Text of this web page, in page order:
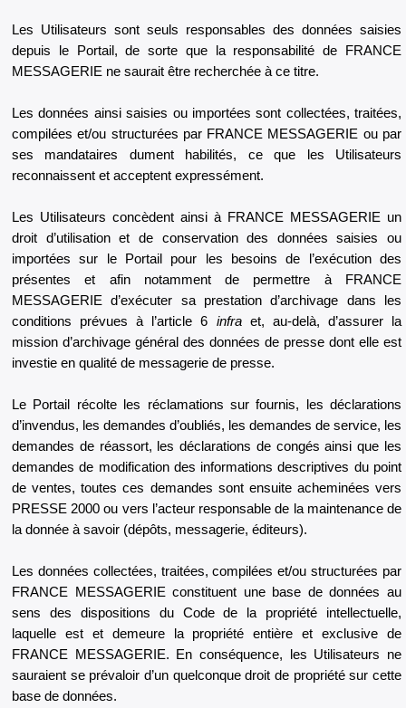
Les Utilisateurs sont seuls responsables des données saisies
depuis le Portail, de sorte que la responsabilité de FRANCE
MESSAGERIE ne saurait être recherchée à ce titre.
Les données ainsi saisies ou importées sont collectées, traitées,
compilées et/ou structurées par FRANCE MESSAGERIE ou par
ses mandataires dument habilités, ce que les Utilisateurs
reconnaissent et acceptent expressément.
Les Utilisateurs concèdent ainsi à FRANCE MESSAGERIE un
droit d’utilisation et de conservation des données saisies ou
importées sur le Portail pour les besoins de l’exécution des
présentes et afin notamment de permettre à FRANCE
MESSAGERIE d’exécuter sa prestation d’archivage dans les
conditions prévues à l’article 6 infra et, au-delà, d’assurer la
mission d’archivage général des données de presse dont elle est
investie en qualité de messagerie de presse.
Le Portail récolte les réclamations sur fournis, les déclarations
d’invendus, les demandes d’oubliés, les demandes de service, les
demandes de réassort, les déclarations de congés ainsi que les
demandes de modification des informations descriptives du point
de ventes, toutes ces demandes sont ensuite acheminées vers
PRESSE 2000 ou vers l’acteur responsable de la maintenance de
la donnée à savoir (dépôts, messagerie, éditeurs).
Les données collectées, traitées, compilées et/ou structurées par
FRANCE MESSAGERIE constituent une base de données au
sens des dispositions du Code de la propriété intellectuelle,
laquelle est et demeure la propriété entière et exclusive de
FRANCE MESSAGERIE. En conséquence, les Utilisateurs ne
sauraient se prévaloir d’un quelconque droit de propriété sur cette
base de données.